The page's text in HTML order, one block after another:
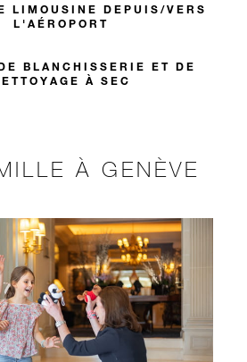
LIMOUSINE DEPUIS/VERS
L'AÉROPORT
BLANCHISSERIE ET DE
À SEC
À GENÈVE